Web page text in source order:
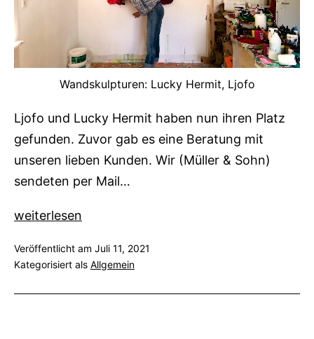
Wandskulpturen: Lucky Hermit, Ljofo
Ljofo und Lucky Hermit haben nun ihren Platz
gefunden. Zuvor gab es eine Beratung mit
unseren lieben Kunden. Wir (Müller & Sohn)
sendeten per Mail…
Strand
Atelier
–
Sammlung
weiterlesen
Veröffentlicht am Juli 11, 2021
Kategorisiert als Allgemein